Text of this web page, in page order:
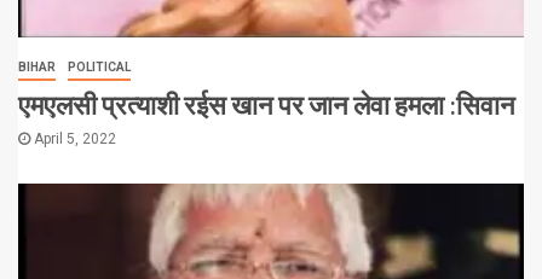
BIHAR POLITICAL
एमएलसी प्रत्याशी रईस खान पर जान लेवा हमला :सिवान
April 5, 2022